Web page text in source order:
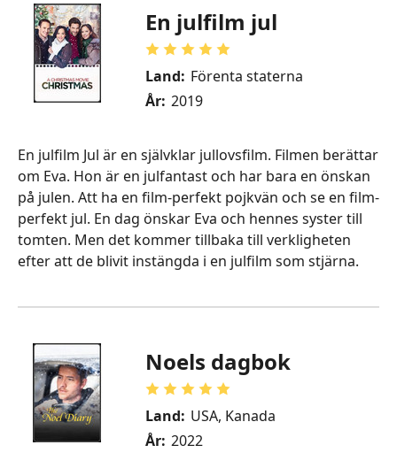
En julfilm jul
Land: Förenta staterna
År: 2019
En julfilm Jul är en självklar jullovsfilm. Filmen berättar
om Eva. Hon är en julfantast och har bara en önskan
på julen. Att ha en film-perfekt pojkvän och se en film-
perfekt jul. En dag önskar Eva och hennes syster till
tomten. Men det kommer tillbaka till verkligheten
efter att de blivit instängda i en julfilm som stjärna.
Noels dagbok
Land: USA, Kanada
År: 2022